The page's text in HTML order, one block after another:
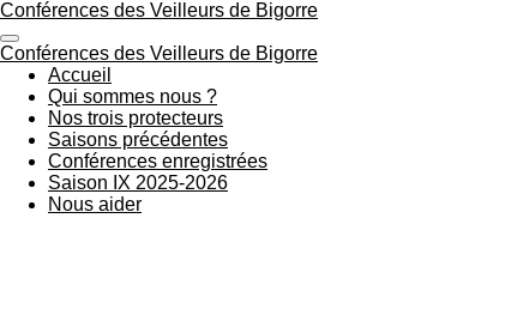
Passer
au
contenu
principal
Conférences des Veilleurs de Bigorre
Conférences des Veilleurs de Bigorre
Accueil
Qui sommes nous ?
Nos trois protecteurs
Saisons précédentes
Conférences enregistrées
Saison IX 2025-2026
Nous aider